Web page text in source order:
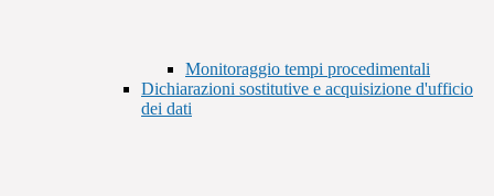
Monitoraggio tempi procedimentali
Dichiarazioni sostitutive e acquisizione d'ufficio
dei dati